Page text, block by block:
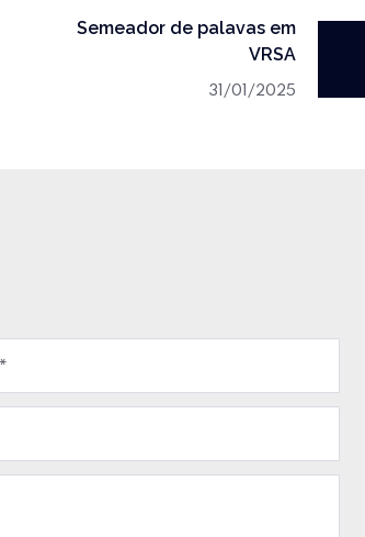
Semeador de palavas em
VRSA
31/01/2025